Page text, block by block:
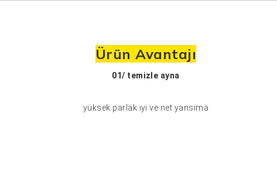
Ürün Avantajı
01/ temizle ayna
yüksek parlak iyi ve net yansıma